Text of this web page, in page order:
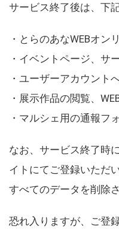
サービス終了後は、下
・とらのあなWEBオン
・イベントページ、サ
・ユーザーアカウント
・展示作品の閲覧、
・マルシェ用の通報フ
なお、サービス終了時
イトにてご登録いただ
すべてのデータを削除
恐れ入りますが、ご登